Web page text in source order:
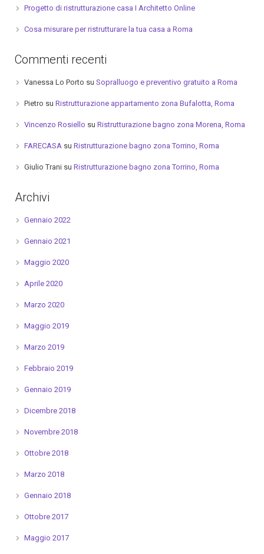
Progetto di ristrutturazione casa I Architetto Online
Cosa misurare per ristrutturare la tua casa a Roma
Commenti recenti
Vanessa Lo Porto su Sopralluogo e preventivo gratuito a Roma
Pietro su Ristrutturazione appartamento zona Bufalotta, Roma
Vincenzo Rosiello su Ristrutturazione bagno zona Morena, Roma
FARECASAsu Ristrutturazione bagno zona Torrino, Roma
Giulio Tranisu Ristrutturazione bagno zona Torrino, Roma
Archivi
Gennaio 2022
Gennaio 2021
Maggio 2020
Aprile 2020
Marzo 2020
Maggio 2019
Marzo 2019
Febbraio 2019
Gennaio 2019
Dicembre 2018
Novembre 2018
Ottobre 2018
Marzo 2018
Gennaio 2018
Ottobre 2017
Maggio 2017